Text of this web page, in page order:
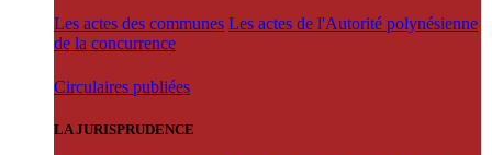
Les actes des communes Les actes de l'Autorité polynésienne
de la concurrence
Circulaires publiées
LA JURISPRUDENCE